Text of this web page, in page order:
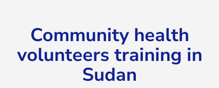
Community health
volunteers training in
Sudan